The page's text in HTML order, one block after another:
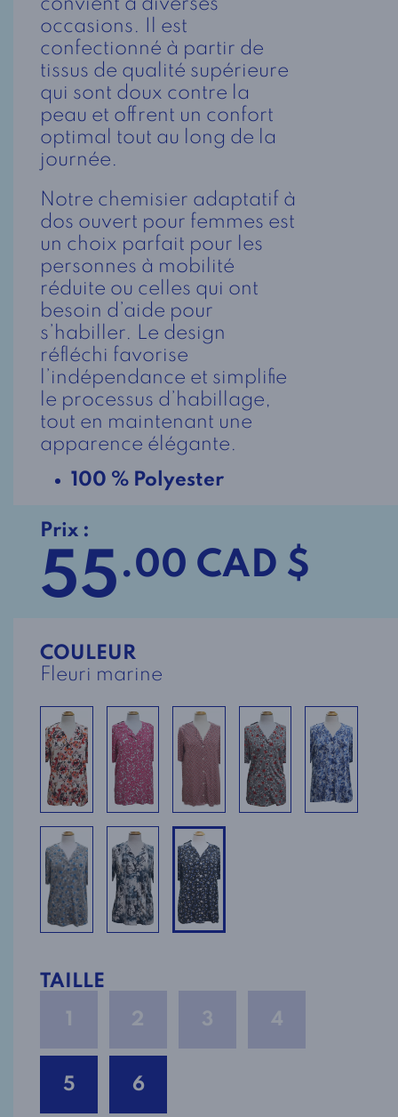
convient à diverses
occasions. Il est
confectionné à partir de
tissus de qualité supérieure
qui sont doux contre la
peau et offrent un confort
optimal tout au long de la
journée.
Notre chemisier adaptatif à
dos ouvert pour femmes est
un choix parfait pour les
personnes à mobilité
réduite ou celles qui ont
besoin d’aide pour
s’habiller. Le design
réfléchi favorise
l’indépendance et simplifie
le processus d’habillage,
tout en maintenant une
apparence élégante.
100 % Polyester
Prix :
55.00 CAD $
COULEUR
Fleuri marine
TAILLE
1
2 3 4
5 6